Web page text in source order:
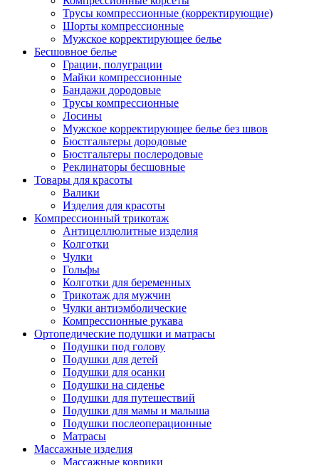
Трусы компрессионные (корректирующие)
Шорты компрессионные
Мужское корректирующее белье
Бесшовное белье
Грации, полуграции
Майки компрессионные
Бандажи дородовые
Трусы компрессионные
Лосины
Мужское корректирующее белье без швов
Бюстгальтеры дородовые
Бюстгальтеры послеродовые
Реклинаторы бесшовные
Товары для красоты
Валики
Изделия для красоты
Компрессионный трикотаж
Антицеллюлитные изделия
Колготки
Чулки
Гольфы
Колготки для беременных
Трикотаж для мужчин
Чулки антиэмболические
Компрессионные рукава
Ортопедические подушки и матрасы
Подушки под голову
Подушки для детей
Подушки для осанки
Подушки на сиденье
Подушки для путешествий
Подушки для мамы и малыша
Подушки послеоперационные
Матрасы
Массажные изделия
Массажные коврики